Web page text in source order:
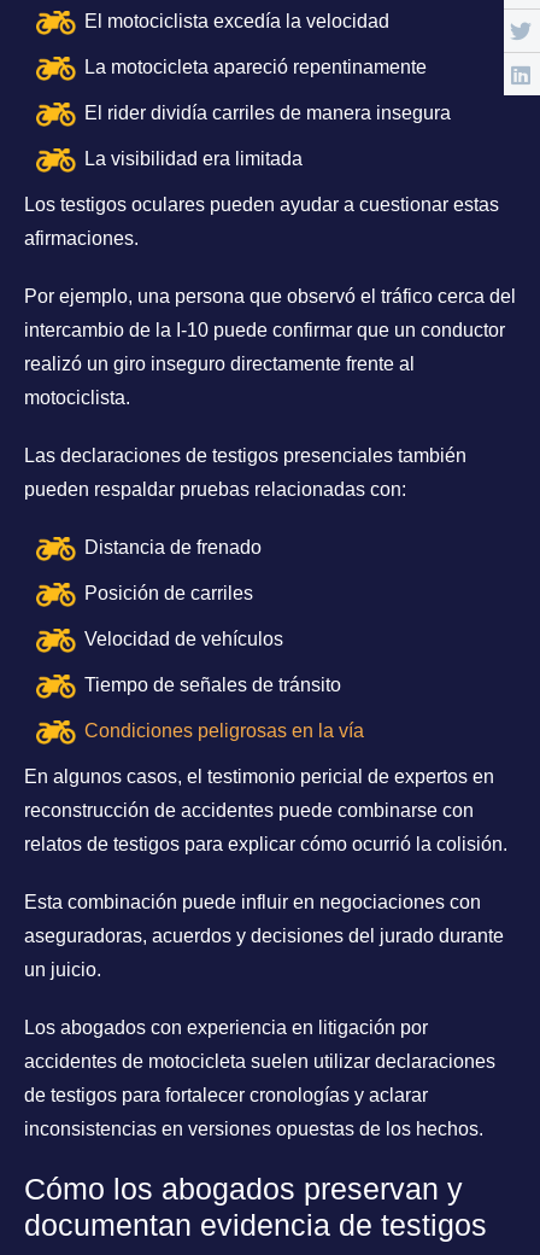
El motociclista excedía la velocidad
La motocicleta apareció repentinamente
El rider dividía carriles de manera insegura
La visibilidad era limitada
Los testigos oculares pueden ayudar a cuestionar estas
afirmaciones.
Por ejemplo, una persona que observó el tráfico cerca del
intercambio de la I-10 puede confirmar que un conductor
realizó un giro inseguro directamente frente al
motociclista.
Las declaraciones de testigos presenciales también
pueden respaldar pruebas relacionadas con:
Distancia de frenado
Posición de carriles
Velocidad de vehículos
Tiempo de señales de tránsito
Condiciones peligrosas en la vía
En algunos casos, el testimonio pericial de expertos en
reconstrucción de accidentes puede combinarse con
relatos de testigos para explicar cómo ocurrió la colisión.
Esta combinación puede influir en negociaciones con
aseguradoras, acuerdos y decisiones del jurado durante
un juicio.
Los abogados con experiencia en litigación por
accidentes de motocicleta suelen utilizar declaraciones
de testigos para fortalecer cronologías y aclarar
inconsistencias en versiones opuestas de los hechos.
Cómo los abogados preservan y
documentan evidencia de testigos